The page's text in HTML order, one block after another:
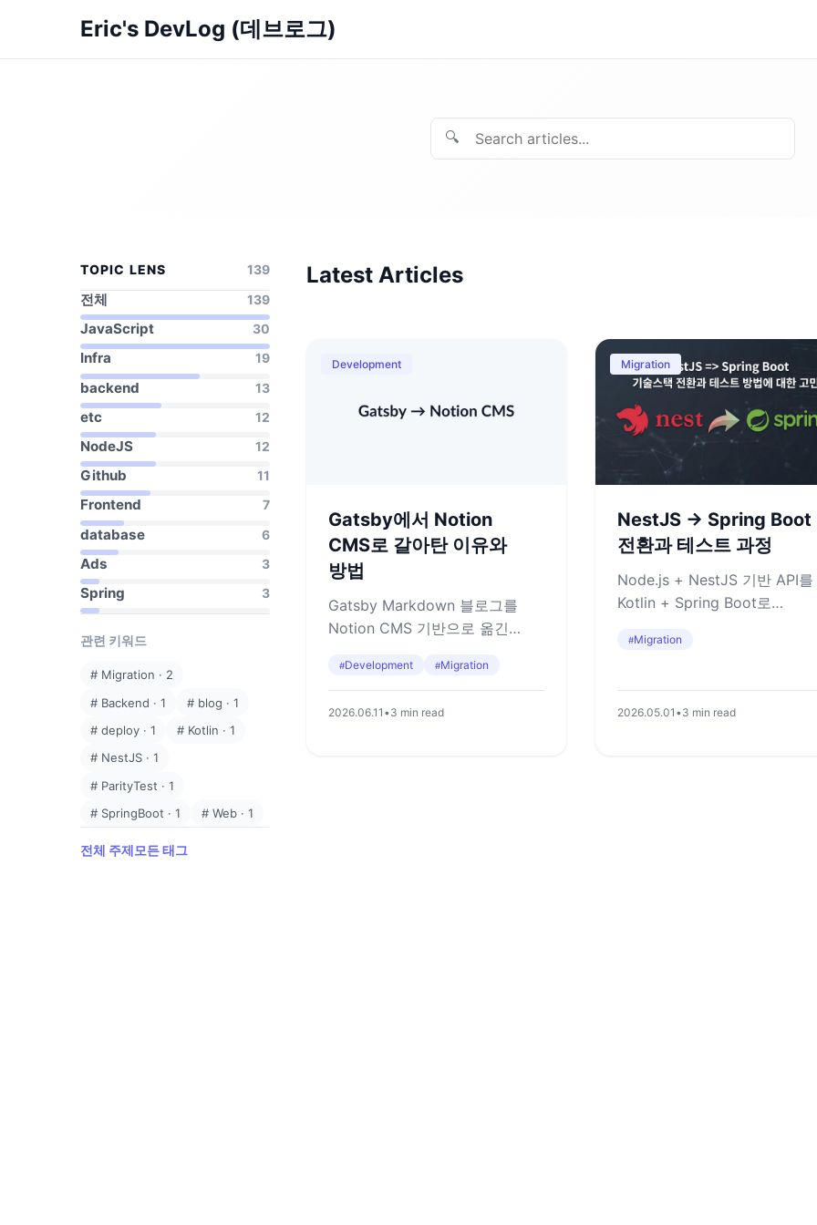
Eric's DevLog (데브로그)
🔍
TOPIC LENS 139
전체 139
JavaScript 30
Infra 19
backend 13
etc 12
NodeJS 12
Github 11
Frontend 7
database 6
Ads 3
Spring 3
관련 키워드
# Migration · 2
# Backend ·1 # blog · 1
#deploy ·1 # Kotlin · 1
# NestJS ·1
# ParityTest ·1
# SpringBoot ·1 # Web· 1
전체 주제모든 태그
Latest Articles
Development
Gatsby에서 Notion
CMS로 갈아탄 이유와
방법
Gatsby Markdown 블로그를
Notion CMS 기반으로 옮긴
글을 가져와 렌더링하는 구조를
정리합니다.
#Development #Migration
2026.06.11 •3 min read
Migration
NestJS -> Spring Boot
전환과 테스트 과정
Node.js + NestJS 기반 API를
Kotlin + Spring Boot로
데이터베이스 동작을 함께 맞
#Migration
2026.05.01 •3 min read